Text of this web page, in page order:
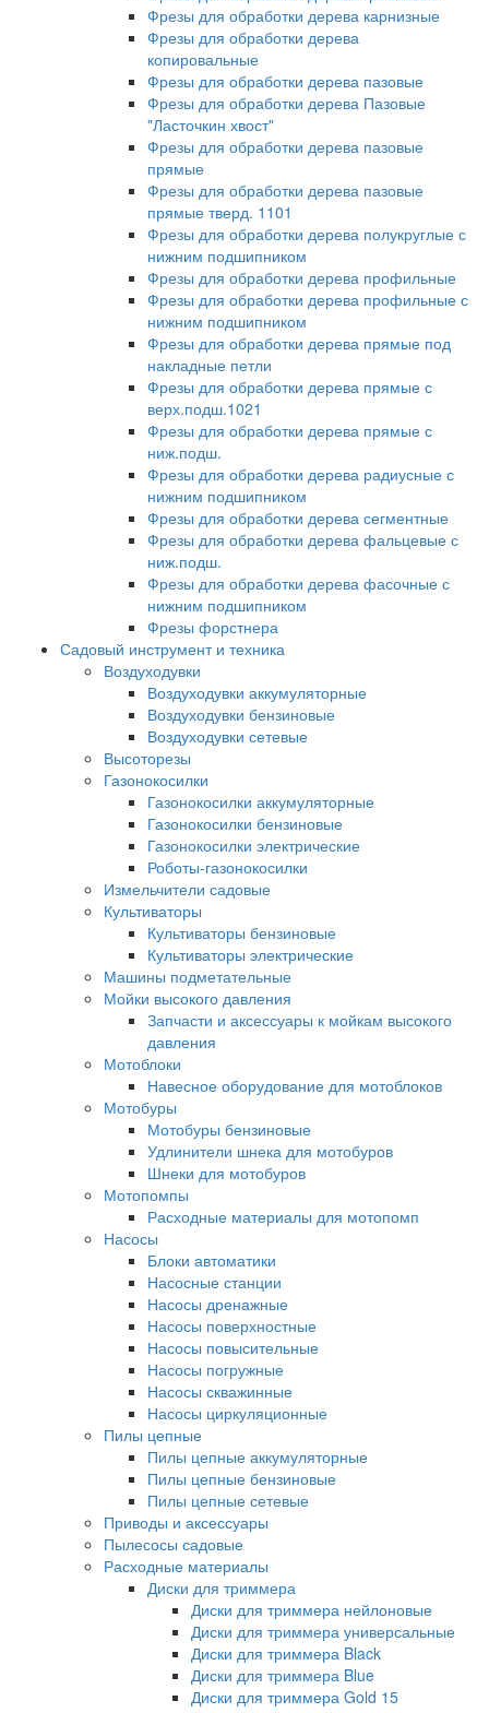
Фрезы для обработки дерева карнизные
Фрезы для обработки дерева
копировальные
Фрезы для обработки дерева пазовые
Фрезы для обработки дерева Пазовые
"Ласточкин хвост"
Фрезы для обработки дерева пазовые
прямые
Фрезы для обработки дерева пазовые
прямые тверд. 1101
Фрезы для обработки дерева полукруглые с
нижним подшипником
Фрезы для обработки дерева профильные
Фрезы для обработки дерева профильные с
нижним подшипником
Фрезы для обработки дерева прямые под
накладные петли
Фрезы для обработки дерева прямые с
верх.подш.1021
Фрезы для обработки дерева прямые с
ниж.подш.
Фрезы для обработки дерева радиусные с
нижним подшипником
Фрезы для обработки дерева сегментные
Фрезы для обработки дерева фальцевые с
ниж.подш.
Фрезы для обработки дерева фасочные с
нижним подшипником
Фрезы форстнера
Садовый инструмент и техника
Воздуходувки
Воздуходувки аккумуляторные
Воздуходувки бензиновые
Воздуходувки сетевые
Высоторезы
Газонокосилки
Газонокосилки аккумуляторные
Газонокосилки бензиновые
Газонокосилки электрические
Роботы-газонокосилки
Измельчители садовые
Культиваторы
Культиваторы бензиновые
Культиваторы электрические
Машины подметательные
Мойки высокого давления
Запчасти и аксессуары к мойкам высокого
давления
Мотоблоки
Навесное оборудование для мотоблоков
Мотобуры
Мотобуры бензиновые
Удлинители шнека для мотобуров
Шнеки для мотобуров
Мотопомпы
Расходные материалы для мотопомп
Насосы
Блоки автоматики
Насосные станции
Насосы дренажные
Насосы поверхностные
Насосы повысительные
Насосы погружные
Насосы скважинные
Насосы циркуляционные
Пилы цепные
Пилы цепные аккумуляторные
Пилы цепные бензиновые
Пилы цепные сетевые
Приводы и аксессуары
Пылесосы садовые
Расходные материалы
Диски для триммера
Диски для триммера нейлоновые
Диски для триммера универсальные
Диски для триммера Black
Диски для триммера Blue
Диски для триммера Gold 15